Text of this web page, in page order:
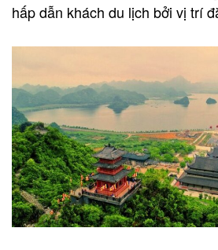
hấp dẫn khách du lịch bởi vị trí